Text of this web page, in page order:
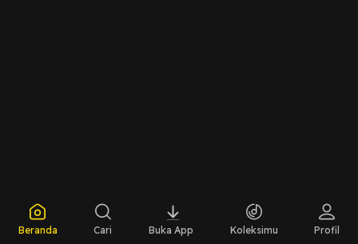
Beranda Cari Buka App Koleksimu Profil